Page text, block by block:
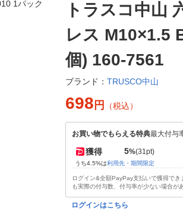
トラスコ中山
レス M10×1.5
個) 160-7561
ブランド： TRUSCO中山
698 円 （税込）
お買い物でもらえる特典最大付与
獲得 5%(31pt)
うち4.5%は利用先・期間限定
ログイン&全額PayPay支払いで獲得で
も実際の付与数、付与率が少ない場合が
ログインはこちら